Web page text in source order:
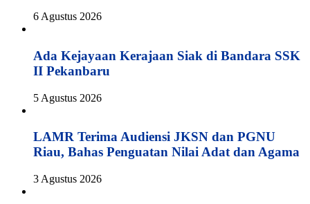
6 Agustus 2026
Ada Kejayaan Kerajaan Siak di Bandara SSK
II Pekanbaru
5 Agustus 2026
LAMR Terima Audiensi JKSN dan PGNU
Riau, Bahas Penguatan Nilai Adat dan Agama
3 Agustus 2026